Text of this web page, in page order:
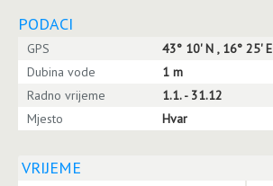
PODACI
GPS
43° 10' N , 16° 25' E
Dubina vode
1 m
Radno vrijeme
1.1. - 31.12
Mjesto
Hvar
VRIJEME